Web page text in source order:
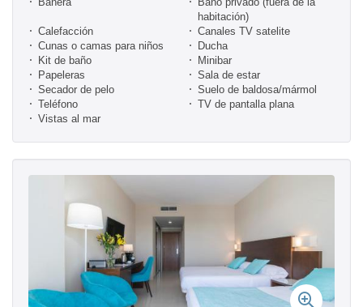
habitación)
Calefacción
Canales TV satelite
Cunas o camas para niños
Ducha
Kit de baño
Minibar
Papeleras
Sala de estar
Secador de pelo
Suelo de baldosa/mármol
Teléfono
TV de pantalla plana
Vistas al mar